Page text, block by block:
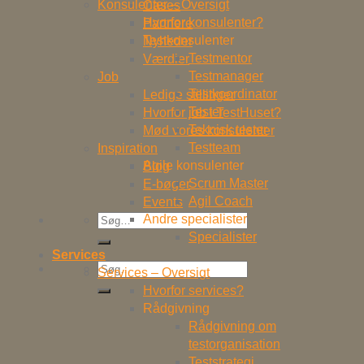
Cases
Partnere
Nyheder
Værdier
Job
Ledige stillinger
Hvorfor job i TestHuset?
Mød vores konsulenter
Inspiration
Blog
E-bøger
Events
Søg
efter:
Søg
efter:
Konsulenter – Oversigt
Hvorfor konsulenter?
Testkonsulenter
Testmentor
Testmanager
Testkoordinator
Tester
Teknisk tester
Testteam
Agile konsulenter
Scrum Master
Agil Coach
Andre specialister
Specialister
Services
Services – Oversigt
Hvorfor services?
Rådgivning
Rådgivning om
testorganisation